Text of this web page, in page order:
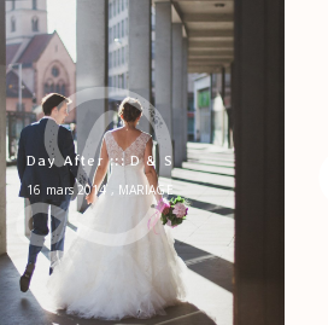
D
Day After ::: D & S
16 mars 2014 , MARIAGE